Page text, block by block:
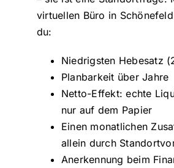
virtuellen Büro in
du:
Niedrigsten Hebesatz
Planbarkeit über Jahre
Netto-Effekt: echte
nur auf dem Papier
Einen monatlichen
allein durch
Anerkennung beim